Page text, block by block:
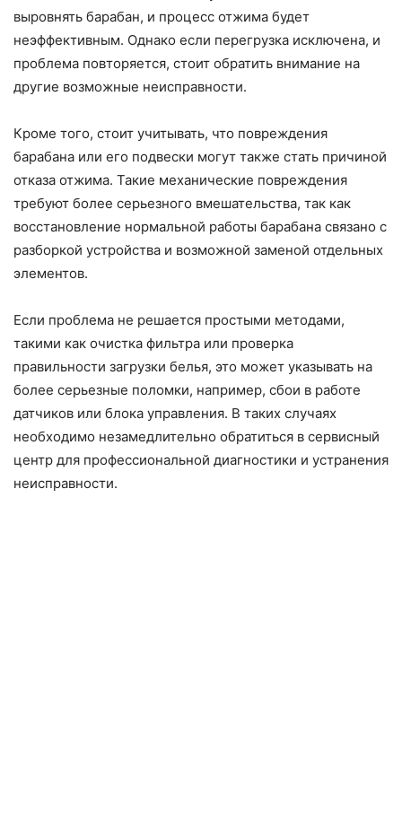
выровнять барабан, и процесс отжима будет
неэффективным. Однако если перегрузка исключена, и
проблема повторяется, стоит обратить внимание на
другие возможные неисправности.
Кроме того, стоит учитывать, что повреждения
барабана или его подвески могут также стать причиной
отказа отжима. Такие механические повреждения
требуют более серьезного вмешательства, так как
восстановление нормальной работы барабана связано с
разборкой устройства и возможной заменой отдельных
элементов.
Если проблема не решается простыми методами,
такими как очистка фильтра или проверка
правильности загрузки белья, это может указывать на
более серьезные поломки, например, сбои в работе
датчиков или блока управления. В таких случаях
необходимо незамедлительно обратиться в сервисный
центр для профессиональной диагностики и устранения
неисправности.